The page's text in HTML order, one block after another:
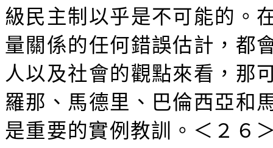
級民主制以乎是不可能的。
量關係的任何錯誤估計，都
人以及社會的觀點來看，那
羅那、馬德里、巴倫西亞和
是重要的實例教訓。＜２６